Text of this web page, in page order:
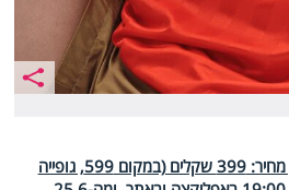
סנדלי וודג', Massimo Duti, מחיר: 399 שקלים (במקום 599, גופייה